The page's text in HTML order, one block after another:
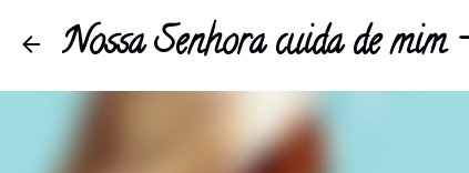
Nossa Senhora cuida de